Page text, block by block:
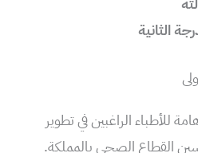
للأطباء الراغبين في تطوير
القطاع الصحي بالمملكة.